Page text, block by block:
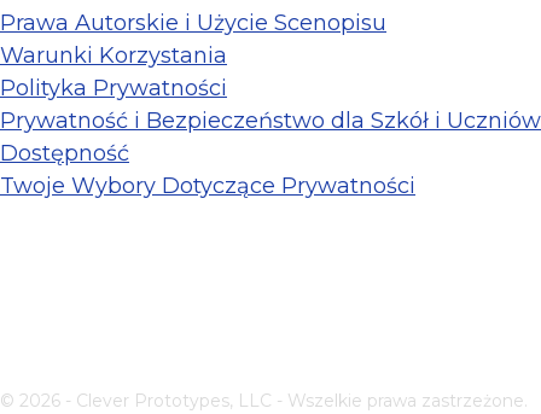
Prawa Autorskie i Użycie Scenopisu
Warunki Korzystania
Polityka Prywatności
Prywatność i Bezpieczeństwo dla Szkół i Uczniów
Dostępność
Twoje Wybory Dotyczące Prywatności
© 2026 - Clever Prototypes, LLC - Wszelkie prawa zastrzeżone.